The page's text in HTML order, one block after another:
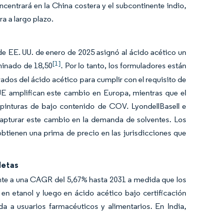
en la China costera y el subcontinente indio,
a largo plazo.
UU. de enero de 2025 asignó al ácido acético un
de 18,50[1]. Por lo tanto, los formuladores están
del ácido acético para cumplir con el requisito de
amplifican este cambio en Europa, mientras que el
de bajo contenido de COV. LyondellBasell e
este cambio en la demanda de solventes. Los
una prima de precio en las jurisdicciones que
a una CAGR del 5,67% hasta 2031 a medida que los
etanol y luego en ácido acético bajo certificación
a usuarios farmacéuticos y alimentarios. En India,